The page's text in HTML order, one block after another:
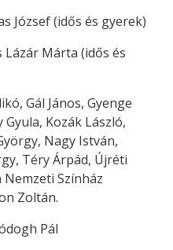
József (idős és gyerek)
Lázár Márta (idős és
Gál János, Gyenge
Kozák László,
Nagy István,
Téry Árpád, Újréti
Nemzeti Színház
Zoltán.
Pál